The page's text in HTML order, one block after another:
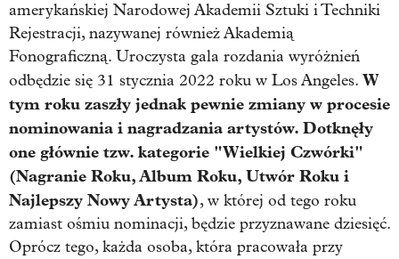
amerykańskiej Narodowej Akademii Sztuki i Techniki
Rejestracji, nazywanej również Akademią
Fonograficzną. Uroczysta gala rozdania wyróżnień
odbędzie się 31 stycznia 2022 roku w Los Angeles. W
tym roku zaszły jednak pewnie zmiany w procesie
nominowania i nagradzania artystów. Dotknęły
one głównie tzw. kategorie "Wielkiej Czwórki"
(Nagranie Roku, Album Roku, Utwór Roku i
Najlepszy Nowy Artysta), w której od tego roku
zamiast ośmiu nominacji, będzie przyznawane dziesięć.
Oprócz tego, każda osoba, która pracowała przy